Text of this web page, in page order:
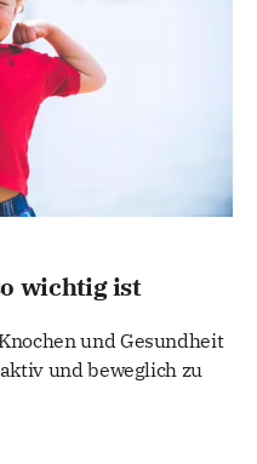
wichtig ist
und Gesundheit
und beweglich zu